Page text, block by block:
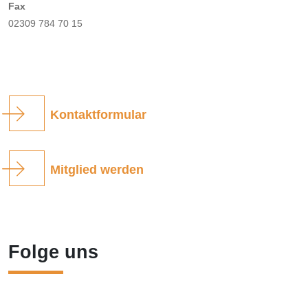
Fax
02309 784 70 15
Kontaktformular
Mitglied werden
Folge uns